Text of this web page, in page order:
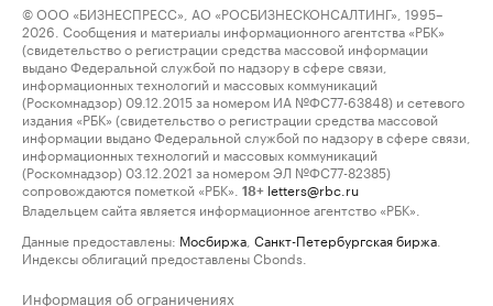
© ООО «БИЗНЕСПРЕСС», АО «РОСБИЗНЕСКОНСАЛТИНГ», 1995–
2026. Сообщения и материалы информационного агентства «РБК»
(свидетельство о регистрации средства массовой информации
выдано Федеральной службой по надзору в сфере связи,
информационных технологий и массовых коммуникаций
(Роскомнадзор) 09.12.2015 за номером ИА №ФС77-63848) и сетевого
издания «РБК» (свидетельство о регистрации средства массовой
информации выдано Федеральной службой по надзору в сфере связи,
информационных технологий и массовых коммуникаций
(Роскомнадзор) 03.12.2021 за номером ЭЛ №ФС77-82385)
сопровождаются пометкой «РБК».
18+ letters@rbc.ru
Владельцем сайта является информационное агентство «РБК».
Данные предоставлены: Мосбиржа Санкт-Петербургская биржа
Индексы облигаций предоставлены Cbonds.
Информация об ограничениях